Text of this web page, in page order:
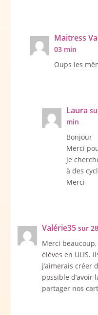
Maitress
03 min
Oups les
Laura
min
Bonjour
Merci
je
à des
Merci
Valérie35 sur
Merci beaucoup,
élèves en ULIS.
j’aimerais créer
possible d’avoir
partager nos